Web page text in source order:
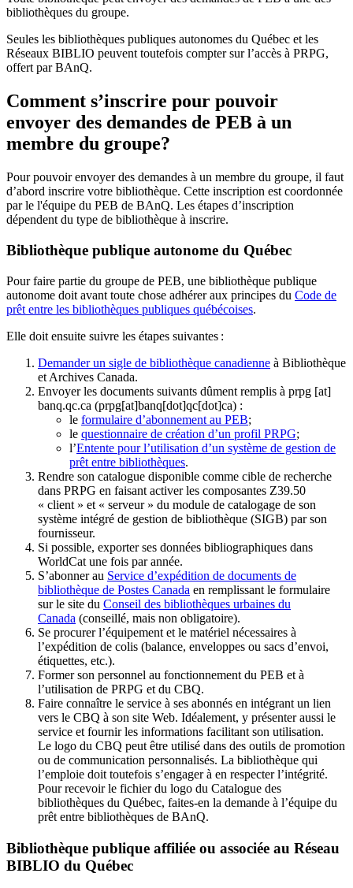
bibliothèques du groupe.
Seules les bibliothèques publiques autonomes du Québec et les
Réseaux BIBLIO peuvent toutefois compter sur l’accès à PRPG,
offert par BAnQ.
Comment s’inscrire pour pouvoir
envoyer des demandes de PEB à un
membre du groupe?
Pour pouvoir envoyer des demandes à un membre du groupe, il faut
d’abord inscrire votre bibliothèque. Cette inscription est coordonnée
par le l'équipe du PEB de BAnQ. Les étapes d’inscription
dépendent du type de bibliothèque à inscrire.
Bibliothèque publique autonome du Québec
Pour faire partie du groupe de PEB, une bibliothèque publique
autonome doit avant toute chose adhérer aux principes du Code de
prêt entre les bibliothèques publiques québécoises.
Elle doit ensuite suivre les étapes suivantes :
Demander un sigle de bibliothèque canadienne à Bibliothèque
et Archives Canada.
Envoyer les documents suivants dûment remplis à prpg [at]
banq.qc.ca (prpg[at]banq[dot]qc[dot]ca) :
le formulaire d’abonnement au PEB;
le questionnaire de création d’un profil PRPG;
l’Entente pour l’utilisation d’un système de gestion de
prêt entre bibliothèques.
Rendre son catalogue disponible comme cible de recherche
dans PRPG en faisant activer les composantes Z39.50
« client » et « serveur » du module de catalogage de son
système intégré de gestion de bibliothèque (SIGB) par son
fournisseur.
Si possible, exporter ses données bibliographiques dans
WorldCat une fois par année.
S’abonner au Service d’expédition de documents de
bibliothèque de Postes Canada en remplissant le formulaire
sur le site du Conseil des bibliothèques urbaines du
Canada (conseillé, mais non obligatoire).
Se procurer l’équipement et le matériel nécessaires à
l’expédition de colis (balance, enveloppes ou sacs d’envoi,
étiquettes, etc.).
Former son personnel au fonctionnement du PEB et à
l’utilisation de PRPG et du CBQ.
Faire connaître le service à ses abonnés en intégrant un lien
vers le CBQ à son site Web. Idéalement, y présenter aussi le
service et fournir les informations facilitant son utilisation.
Le logo du CBQ peut être utilisé dans des outils de promotion
ou de communication personnalisés. La bibliothèque qui
l’emploie doit toutefois s’engager à en respecter l’intégrité.
Pour recevoir le fichier du logo du Catalogue des
bibliothèques du Québec, faites-en la demande à l’équipe du
prêt entre bibliothèques de BAnQ.
Bibliothèque publique affiliée ou associée au Réseau
BIBLIO du Québec